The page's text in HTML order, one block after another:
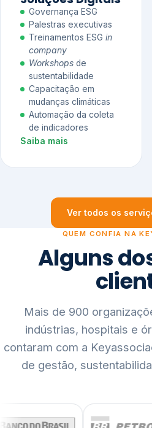
Governança ESG
Palestras executivas
Treinamentos ESG in
company
Workshops de
sustentabilidade
Capacitação em
mudanças climáticas
Automação da coleta
de indicadores
Saiba mais
Ver todos os
QUEM CONFIA NA
Alguns
Mais de 900
indústrias, hospitais e
contaram com a
de gestão,